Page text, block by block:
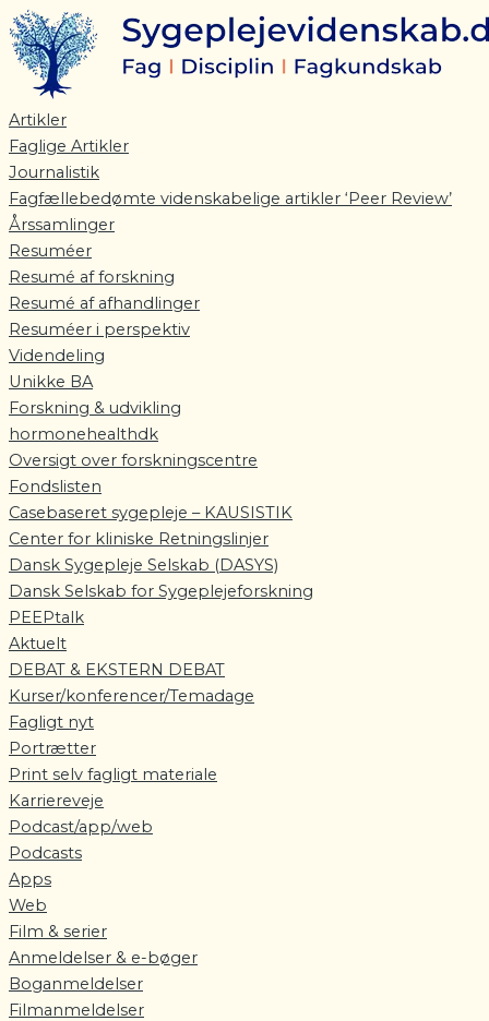
Gå
til
indholdet
Artikler
Faglige Artikler
Journalistik
Fagfællebedømte videnskabelige artikler ‘Peer Review’
Årssamlinger
Resuméer
Resumé af forskning
Resumé af afhandlinger
Resuméer i perspektiv
Videndeling
Unikke BA
Forskning & udvikling
hormonehealthdk
Oversigt over forskningscentre
Fondslisten
Casebaseret sygepleje – KAUSISTIK
Center for kliniske Retningslinjer
Dansk Sygepleje Selskab (DASYS)
Dansk Selskab for Sygeplejeforskning
PEEPtalk
Aktuelt
DEBAT & EKSTERN DEBAT
Kurser/konferencer/Temadage
Fagligt nyt
Portrætter
Print selv fagligt materiale
Karriereveje
Podcast/app/web
Podcasts
Apps
Web
Film & serier
Anmeldelser & e-bøger
Boganmeldelser
Filmanmeldelser